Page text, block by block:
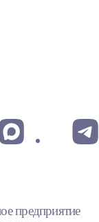
предприятие